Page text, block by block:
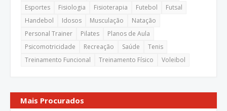
Esportes
Fisiologia Fisioterapia Futebol
Futsal
Handebol
Idosos Musculação
Natação
Personal Trainer
Pilates
Planos de Aula
Psicomotricidade
Recreação Saúde
Tenis
Treinamento Funcional
Treinamento Físico Voleibol
Mais Procurados